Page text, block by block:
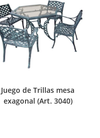
Juego de Trillas mesa
exagonal (Art. 3040)